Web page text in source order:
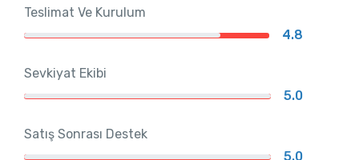
Teslimat Ve Kurulum
4.8
Sevkiyat Ekibi
5.0
Satış Sonrası Destek
5.0